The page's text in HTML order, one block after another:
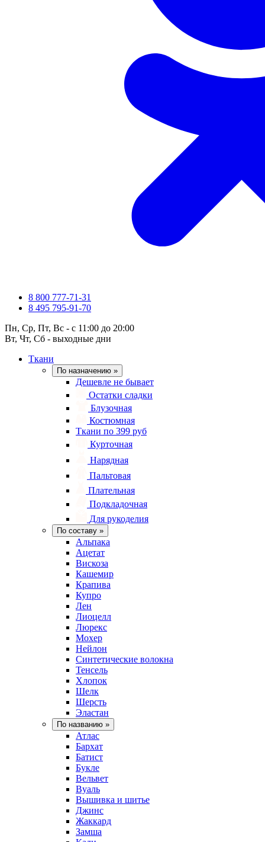
8 800 777-71-31
8 495 795-91-70
Пн, Ср, Пт, Вс - с 11:00 до 20:00
Вт, Чт, Сб - выходные дни
Ткани
По назначению »
Дешевле не бывает
Остатки сладки
Блузочная
Костюмная
Ткани по 399 руб
Курточная
Нарядная
Пальтовая
Плательная
Подкладочная
Для рукоделия
По составу »
Альпака
Ацетат
Вискоза
Кашемир
Крапива
Купро
Лен
Лиоцелл
Люрекс
Мохер
Нейлон
Синтетические волокна
Тенсель
Хлопок
Шелк
Шерсть
Эластан
По названию »
Атлас
Бархат
Батист
Букле
Вельвет
Вуаль
Вышивка и шитье
Джинс
Жаккард
Замша